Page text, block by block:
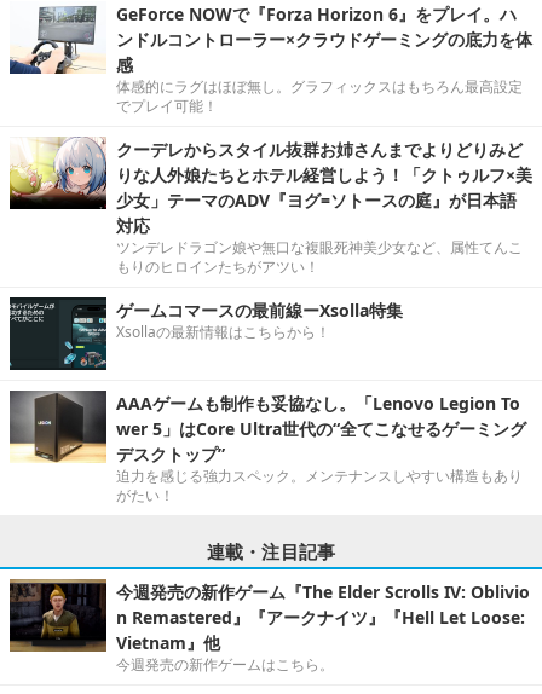
GeForce NOWで『Forza Horizon 6』をプレイ。ハ
ンドルコントローラー×クラウドゲーミングの底力を体
感
体感的にラグはほぼ無し。グラフィックスはもちろん最高設定
でプレイ可能！
クーデレからスタイル抜群お姉さんまでよりどりみど
りな人外娘たちとホテル経営しよう！「クトゥルフ×美
少女」テーマのADV『ヨグ=ソトースの庭』が日本語
対応
ツンデレドラゴン娘や無口な複眼死神美少女など、属性てんこ
もりのヒロインたちがアツい！
ゲームコマースの最前線ーXsolla特集
Xsollaの最新情報はこちらから！
AAAゲームも制作も妥協なし。「Lenovo Legion To
wer 5」はCore Ultra世代の“全てこなせるゲーミング
デスクトップ”
迫力を感じる強力スペック。メンテナンスしやすい構造もあり
がたい！
連載・注目記事
今週発売の新作ゲーム『The Elder Scrolls IV: Oblivio
n Remastered』『アークナイツ』『Hell Let Loose:
Vietnam』他
今週発売の新作ゲームはこちら。